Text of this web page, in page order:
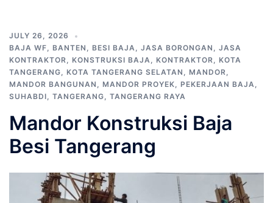
JULY 26, 2026
BAJA WF, BANTEN , BESI BAJA, JASA BORONGAN , JASA
KONTRAKTOR, KONSTRUKSI BAJA, KONTRAKTOR, KOTA
TANGERANG, KOTA TANGERANG SELATAN , MANDOR,
MANDOR BANGUNAN , MANDOR PROYEK, PEKERJAAN BAJA,
SUHABDI, TANGERANG, TANGERANG RAYA
Mandor Konstruksi Baja
Besi Tangerang